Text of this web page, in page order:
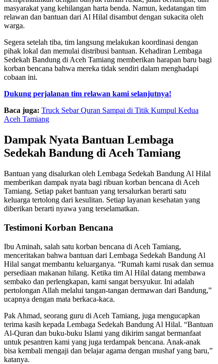
masyarakat yang kehilangan harta benda. Namun, kedatangan tim
relawan dan bantuan dari Al Hilal disambut dengan sukacita oleh
warga.
Segera setelah tiba, tim langsung melakukan koordinasi dengan
pihak lokal dan memulai distribusi bantuan. Kehadiran Lembaga
Sedekah Bandung di Aceh Tamiang memberikan harapan baru bagi
korban bencana bahwa mereka tidak sendiri dalam menghadapi
cobaan ini.
Dukung perjalanan tim relawan kami selanjutnya!
Baca juga: Truck Sebar Quran Sampai di Titik Kumpul Kedua
Aceh Tamiang
Dampak Nyata Bantuan Lembaga
Sedekah Bandung di Aceh Tamiang
Bantuan yang disalurkan oleh Lembaga Sedekah Bandung Al Hilal
memberikan dampak nyata bagi ribuan korban bencana di Aceh
Tamiang. Setiap paket bantuan yang tersalurkan berarti satu
keluarga tertolong dari kesulitan. Setiap layanan kesehatan yang
diberikan berarti nyawa yang terselamatkan.
Testimoni Korban Bencana
Ibu Aminah, salah satu korban bencana di Aceh Tamiang,
menceritakan bahwa bantuan dari Lembaga Sedekah Bandung Al
Hilal sangat membantu keluarganya. “Rumah kami rusak dan semua
persediaan makanan hilang. Ketika tim Al Hilal datang membawa
sembako dan perlengkapan, kami sangat bersyukur. Ini adalah
pertolongan Allah melalui tangan-tangan dermawan dari Bandung,”
ucapnya dengan mata berkaca-kaca.
Pak Ahmad, seorang guru di Aceh Tamiang, juga mengucapkan
terima kasih kepada Lembaga Sedekah Bandung Al Hilal. “Bantuan
Al-Quran dan buku-buku Islami yang dikirim sangat bermanfaat
untuk pesantren kami yang juga terdampak bencana. Anak-anak
bisa kembali mengaji dan belajar agama dengan mushaf yang baru,”
katanya.